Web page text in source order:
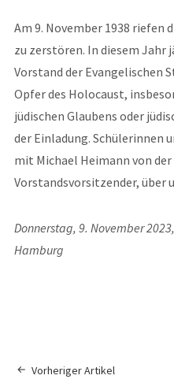
Am 9. November 1938 riefen
zu zerstören. In diesem Jahr
Vorstand der Evangelischen
Opfer des Holocaust,
jüdischen Glaubens oder
der Einladung. Schülerinnen
mit Michael Heimann von
Vorstandsvorsitzender, über
Donnerstag, 9. November
Hamburg
Vorheriger Artikel